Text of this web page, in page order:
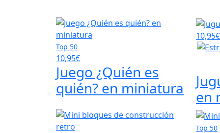
Top 50
10,95€
Juego ¿Quién es
quién? en miniatura
10,95€
en
Top 50